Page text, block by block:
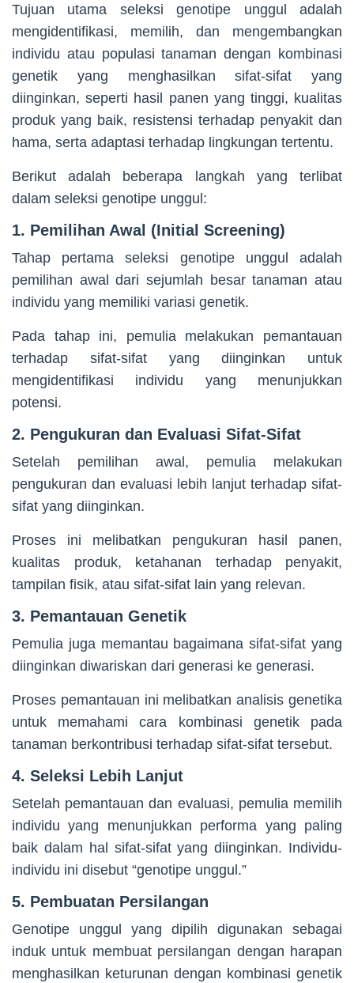
Tujuan utama seleksi genotipe unggul adalah
mengidentifikasi, memilih, dan mengembangkan
individu atau populasi tanaman dengan kombinasi
genetik yang menghasilkan sifat-sifat yang
diinginkan, seperti hasil panen yang tinggi, kualitas
produk yang baik, resistensi terhadap penyakit dan
hama, serta adaptasi terhadap lingkungan tertentu.
Berikut adalah beberapa langkah yang terlibat
dalam seleksi genotipe unggul:
1. Pemilihan Awal (Initial Screening)
Tahap pertama seleksi genotipe unggul adalah
pemilihan awal dari sejumlah besar tanaman atau
individu yang memiliki variasi genetik.
Pada tahap ini, pemulia melakukan pemantauan
terhadap sifat-sifat yang diinginkan untuk
mengidentifikasi individu yang menunjukkan
potensi.
2. Pengukuran dan Evaluasi Sifat-Sifat
Setelah pemilihan awal, pemulia melakukan
pengukuran dan evaluasi lebih lanjut terhadap sifat-
sifat yang diinginkan.
Proses ini melibatkan pengukuran hasil panen,
kualitas produk, ketahanan terhadap penyakit,
tampilan fisik, atau sifat-sifat lain yang relevan.
3. Pemantauan Genetik
Pemulia juga memantau bagaimana sifat-sifat yang
diinginkan diwariskan dari generasi ke generasi.
Proses pemantauan ini melibatkan analisis genetika
untuk memahami cara kombinasi genetik pada
tanaman berkontribusi terhadap sifat-sifat tersebut.
4. Seleksi Lebih Lanjut
Setelah pemantauan dan evaluasi, pemulia memilih
individu yang menunjukkan performa yang paling
baik dalam hal sifat-sifat yang diinginkan. Individu-
individu ini disebut “genotipe unggul.”
5. Pembuatan Persilangan
Genotipe unggul yang dipilih digunakan sebagai
induk untuk membuat persilangan dengan harapan
menghasilkan keturunan dengan kombinasi genetik